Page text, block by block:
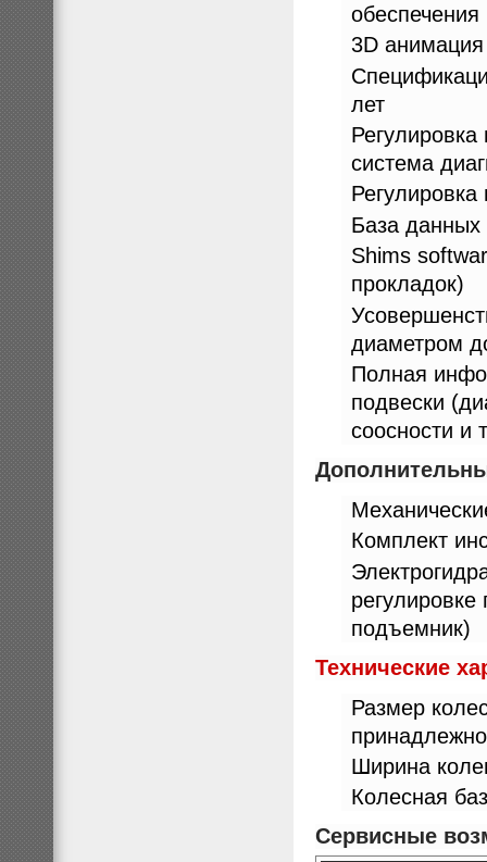
3D анимация
лет
система
База данных
Shims
прокладок)
диаметром
Полная
подвески
соосности и
Комплект
подъемник)
Технические
Размер
Ширина
Колесная
Сервисные